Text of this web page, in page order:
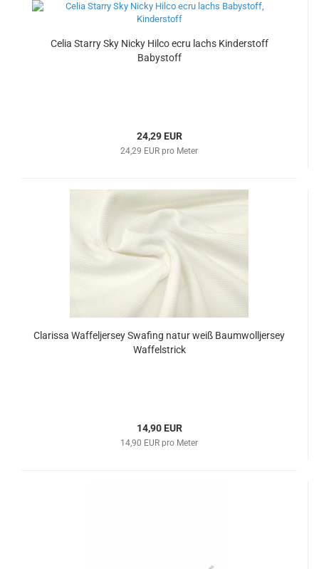
Celia Starry Sky Nicky Hilco ecru lachs Kinderstoff
Babystoff
24,29 EUR
24,29 EUR pro Meter
Clarissa Waffeljersey Swafing natur weiß Baumwolljersey
Waffelstrick
14,90 EUR
14,90 EUR pro Meter